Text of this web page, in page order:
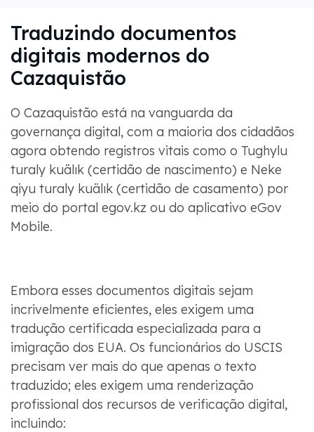
Traduzindo documentos
digitais modernos do
Cazaquistão
O Cazaquistão está na vanguarda da
governança digital, com a maioria dos cidadãos
agora obtendo registros vitais como o Tughylu
turaly kuälık (certidão de nascimento) e Neke
qiyu turaly kuälık (certidão de casamento) por
meio do portal egov.kz ou do aplicativo eGov
Mobile.
Embora esses documentos digitais sejam
incrivelmente eficientes, eles exigem uma
tradução certificada especializada para a
imigração dos EUA. Os funcionários do USCIS
precisam ver mais do que apenas o texto
traduzido; eles exigem uma renderização
profissional dos recursos de verificação digital,
incluindo: